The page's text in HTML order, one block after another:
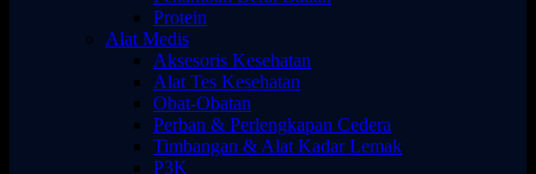
Protein
Alat Medis
Aksesoris Kesehatan
Alat Tes Kesehatan
Obat-Obatan
Perban & Perlengkapan Cedera
Timbangan & Alat Kadar Lemak
P3K